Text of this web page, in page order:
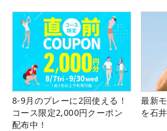
8-9月のプレーに2回使える！
コース限定2,000円クーポン
配布中！
最新
を石